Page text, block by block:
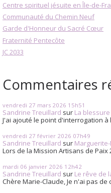
Centre spirituel jésuite en Île-de-
Communauté du Chemin Neuf
Garde d'Honneur du Sacré Cœur
Fraternité Pentecôte
JC 2033
Commentaires
vendredi 27 mars 2026 15h51
Sandrine Treuillard sur La blessure
J'ai ajouté le point d'interrogation à
vendredi 27 février 2026 07h49
Sandrine Treuillard sur
Lors de la Mission Artisans de Paix
mardi 06 janvier 2026 12h42
Sandrine Treuillard sur Le rêve de
Chère Marie-Claude, Je n'ai pas de